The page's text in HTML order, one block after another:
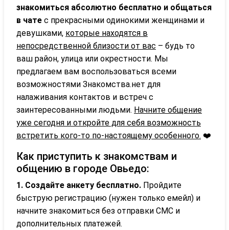
знакомиться абсолютно бесплатно и общаться
в чате с прекрасными одинокими женщинами и
девушками, которые находятся в
непосредственной близости от вас – будь то
ваш район, улица или окрестности. Мы
предлагаем вам воспользоваться всеми
возможностями Знакомства.нет для
налаживания контактов и встреч с
заинтересованными людьми. Начните общение
уже сегодня и откройте для себя возможность
встретить кого-то по-настоящему особенного. ❤️
Как приступить к знакомствам и
общению в городе Овьедо:
1. Создайте анкету бесплатно. Пройдите
быструю регистрацию (нужен только емейл) и
начните знакомиться без отправки СМС и
дополнительных платежей.